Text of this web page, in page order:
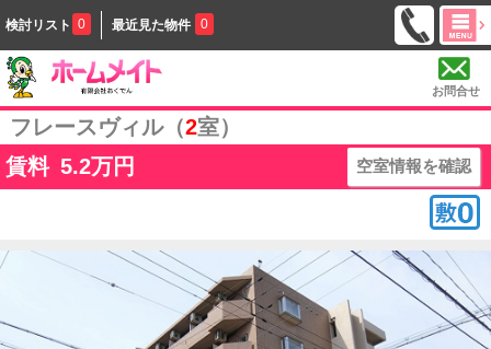
検討リスト 0 最近見た物件 0
お問合せ
フレースヴィル（2室）
賃料 5.2万円 空室情報を確認